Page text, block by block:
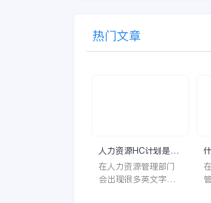
热门文章
人力资源HC计划是什
么意思？
在人力资源管理部门
会出现很多英文字母